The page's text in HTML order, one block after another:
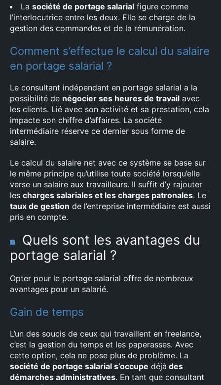
La société de portage salarial figure comme
l’interlocutrice entre les deux. Elle se charge de la
gestion des commandes et de la rémunération.
Comment s’effectue le calcul du salaire
en portage salarial ?
Le consultant indépendant en portage salarial a la
possibilité de négocier ses heures de travail avec
les clients. Lié avec son activité et sa prestation, cela
impacte son chiffre d’affaires. La société
intermédiaire réserve ce dernier sous forme de
salaire.
Le calcul du salaire net avec ce système se base sur
le même principe qu’utilise toute société lorsqu’elle
verse un salaire aux travailleurs. Il suffit d’y rajouter
les charges salariales et les charges patronales. Le
taux de gestion de l’entreprise intermédiaire est aussi
pris en compte.
Quels sont les avantages du
portage salarial ?
Opter pour le portage salarial offre de nombreux
avantages pour un salarié.
Gain de temps
L’un des soucis de ceux qui travaillent en freelance,
c’est la gestion du temps et les paperasses. Avec
cette option, cela ne pose plus de problème. La
société de portage salarial s’occupe déjà des
démarches administratives. En tant que consultant